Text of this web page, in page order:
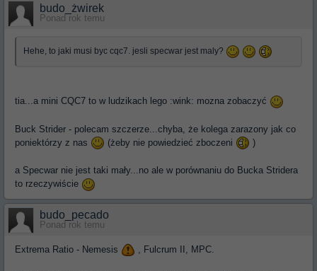
budo_żwirek
Ponad rok temu
Hehe, to jaki musi byc cqc7. jesli specwar jest maly?
tia...a mini CQC7 to w ludzikach lego :wink: mozna zobaczyć
Buck Strider - polecam szczerze...chyba, że kolega zarazony jak co
poniektórzy z nas
(żeby nie powiedzieć zboczeni )
a Specwar nie jest taki mały...no ale w porównaniu do Bucka Stridera
to rzeczywiście
budo_pecado
Ponad rok temu
Extrema Ratio - Nemesis , Fulcrum II, MPC.